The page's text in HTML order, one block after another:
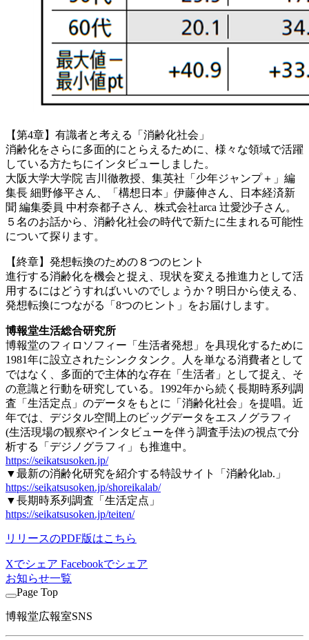
【第4章】有識者と考える「消齢化社会」
消齢化をさらに多面的にとらえるために、様々な領域で活躍
している方たちにインタビューしました。
大阪大学大学院 吉川徹教授、集英社「少年ジャンプ＋」編
集長 細野修平さん、「構想日本」伊藤伸さん、日本経済新
聞 編集委員 中村奈都子さん、株式会社arca 辻愛沙子さん。
５名のお話から、消齢化社会の時代で新たに生まれる可能性
について探ります。
【終章】発想転換のための８つのヒント
進行する消齢化を機会と捉え、現状を変える推進力として活
用するにはどうすればいいのでしょうか？明日から使える、
発想転換につながる「8つのヒント」をお届けします。
博報堂生活総合研究所
博報堂のフィロソフィー「生活者発想」を具現化するために
1981年に設立されたシンクタンク。人を単なる消費者として
ではなく、多面的で主体的な存在「生活者」として捉え、そ
の意識と行動を研究している。1992年から続く長期時系列調
査「生活定点」のデータをもとに「消齢化社会」を提唱。近
年では、デジタル空間上のビッグデータをエスノグラフィ
(生活現場の観察やインタビューを伴う調査手法)の視点で分
析する「デジノグラフィ」も推進中。
https://seikatsusoken.jp/
▼最新の消齢化研究を紹介する特設サイト「消齢化lab.」
https://seikatsusoken.jp/shoreikalab/
▼長期時系列調査「生活定点」
https://seikatsusoken.jp/teiten/
リリースのPDF版はこちら
Xでシェア Facebookでシェア
お知らせ一覧
Page Top
博報堂広報室SNS